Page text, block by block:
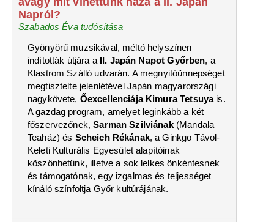
Napról?
Szabados Éva tudósítása
Gyönyörű muzsikával, méltó helyszínen
indították útjára a II. Japán Napot Győrben, a
Klastrom Szálló udvarán. A megnyitóünnepséget
megtisztelte jelenlétével Japán magyarországi
nagykövete, Őexcellenciája Kimura Tetsuyais.
A gazdag program, amelyet leginkább a két
főszervezőnek,Sarman Szilviának(Mandala
Teaház) és Scheich Rékának, a Ginkgo Távol-
Keleti Kulturális Egyesület alapítóinak
köszönhetünk, illetve a sok lelkes önkéntesnek
és támogatónak, egy izgalmas és teljességet
kínáló színfoltja Győr kultúrájának.